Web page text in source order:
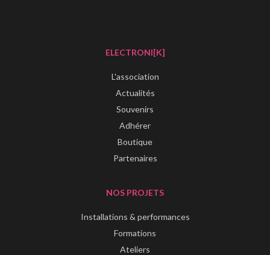
ELECTRONI[K]
L'association
Actualités
Souvenirs
Adhérer
Boutique
Partenaires
NOS PROJETS
Installations & performances
Formations
Ateliers